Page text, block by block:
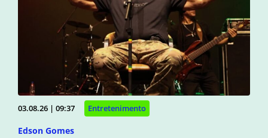
03.08.26 | 09:37 Entretenimento
Edson Gomes